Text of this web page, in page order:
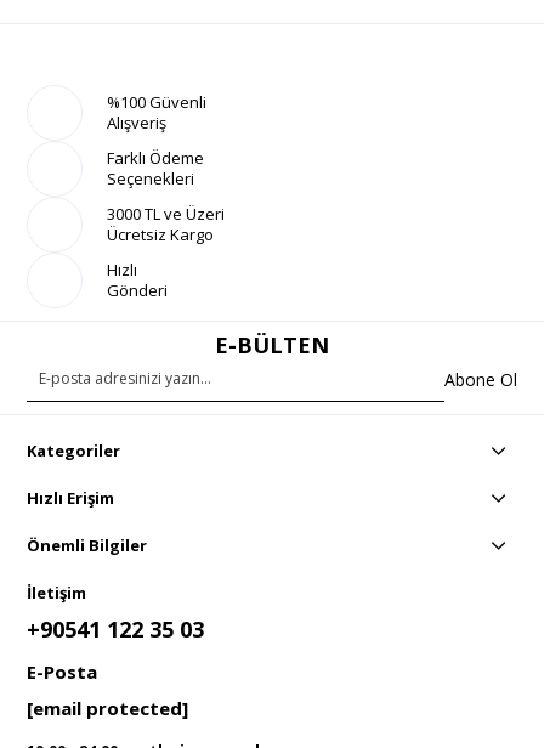
%100 Güvenli
Alışveriş
Farklı Ödeme
Seçenekleri
3000 TL ve Üzeri
Ücretsiz Kargo
Hızlı
Gönderi
E-BÜLTEN
Abone Ol
Kategoriler
Hızlı Erişim
Önemli Bilgiler
İletişim
+90541 122 35 03
E-Posta
[email protected]